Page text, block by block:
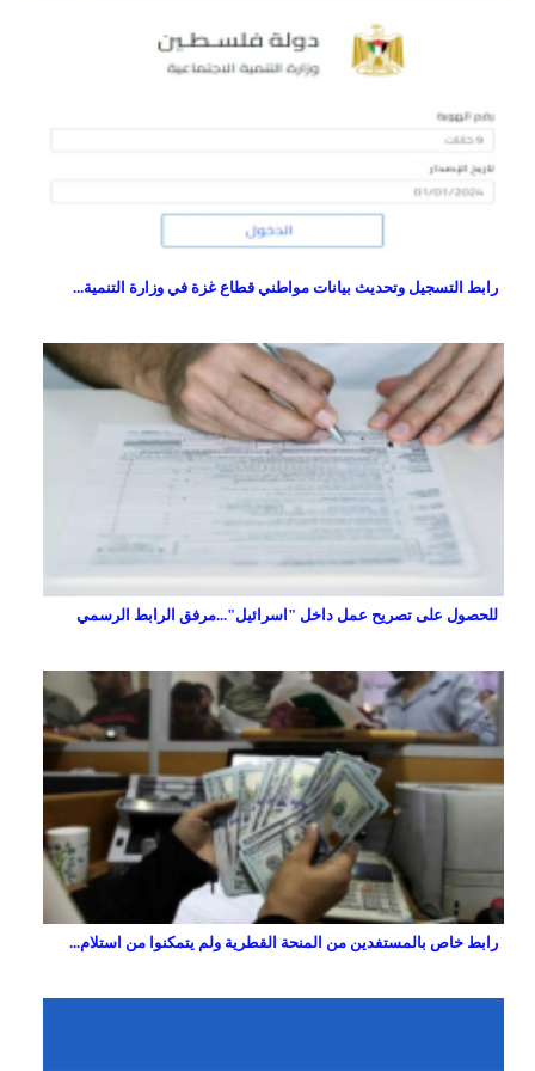
رابط التسجيل وتحديث بيانات مواطني قطاع غزة في وزارة التنمية...
للحصول على تصريح عمل داخل "اسرائيل"...مرفق الرابط الرسمي
رابط خاص بالمستفدين من المنحة القطرية ولم يتمكنوا من استلام...